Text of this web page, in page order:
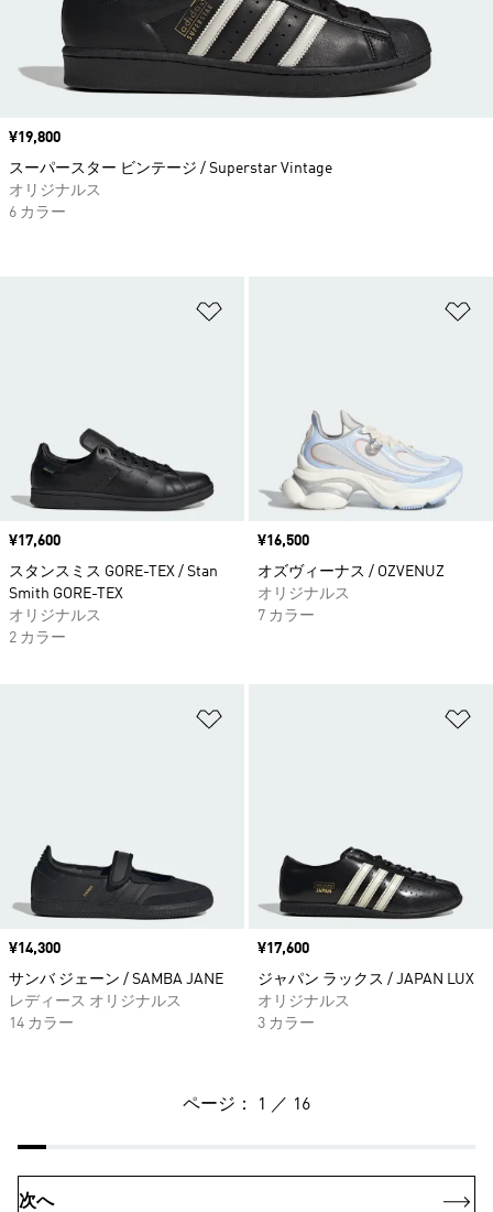
価格
¥17,600
スタンスミス GORE-TEX / Stan
Smith GORE-TEX
オリジナルス
2 カラー
価格
¥16,500
オズヴィーナス / OZVENUZ
オリジナルス
7 カラー
価格
¥14,300
サンバ ジェーン / SAMBA JANE
レディース オリジナルス
14 カラー
価格
¥17,600
ジャパン ラックス / JAPAN LUX
オリジナルス
3 カラー
価格
¥19,800
スーパースター ビンテージ / Superstar Vintage
オリジナルス
6 カラー
ページ： 1 ／ 16
次へ